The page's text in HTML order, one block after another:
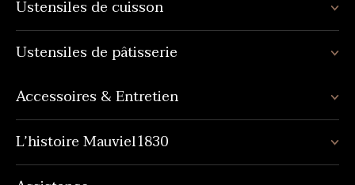
Ustensiles de cuisson
Ustensiles de pâtisserie
Accessoires & Entretien
L’histoire Mauviel1830